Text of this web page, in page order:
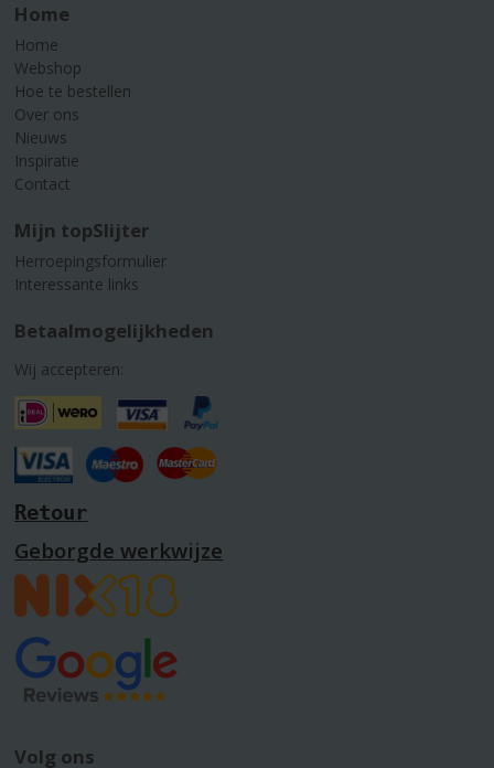
Home
Home
Webshop
Hoe te bestellen
Over ons
Nieuws
Inspiratie
Contact
Mijn topSlijter
Herroepingsformulier
Interessante links
Betaalmogelijkheden
Wij accepteren:
Retour
Geborgde werkwijze
Volg ons